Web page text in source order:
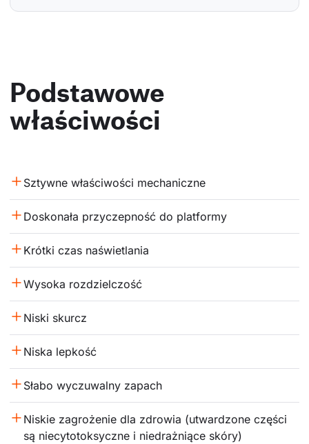
Podstawowe
właściwości
Sztywne właściwości mechaniczne
Doskonała przyczepność do platformy
Krótki czas naświetlania
Wysoka rozdzielczość
Niski skurcz
Niska lepkość
Słabo wyczuwalny zapach
Niskie zagrożenie dla zdrowia (utwardzone części
są niecytotoksyczne i niedrażniące skóry)